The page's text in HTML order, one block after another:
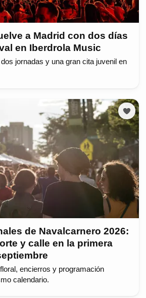
a Madrid con dos días
en Iberdrola Music
jornadas y una gran cita juvenil en
de Navalcarnero 2026:
y calle en la primera
encierros y programación
calendario.